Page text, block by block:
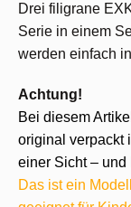
Drei filigrane
Serie in einem
werden einfach
Achtung!
Bei diesem
original verpackt
einer Sicht – und
Das ist ein